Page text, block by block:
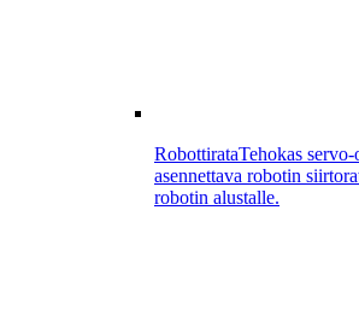
RobottirataTehokas
asennettava robotin
robotin alustalle.